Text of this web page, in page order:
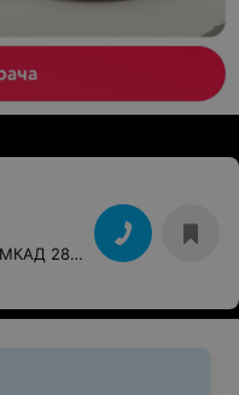
Минск, Пересечение ул. Громова и МКАД 28 км